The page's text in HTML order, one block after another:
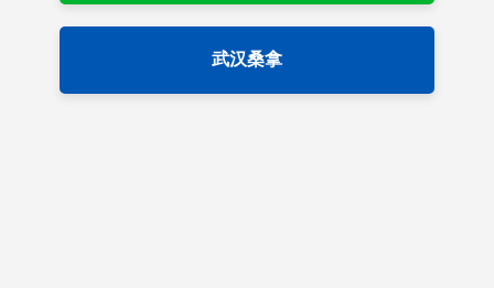
武汉桑拿